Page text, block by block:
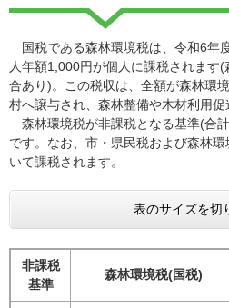
国税である森林環境税は、令和6年
人年額1,000円が個人に課税されます
合あり)。この税収は、全額が森林環
村へ譲与され、森林整備や木材利用促
森林環境税が非課税となる基準(合
です。なお、市・県民税および森林
いて課税されます。
表のサイズを切
非課税
基準
森林環境税(国税)